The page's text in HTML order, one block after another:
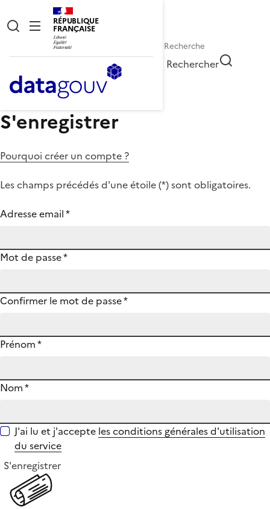
RÉPUBLIQUE
FRANÇAISE
Rechercher
S'enregistrer
Pourquoi créer un compte ?
Les champs précédés d'une étoile (*) sont obligatoires.
Adresse email*
Mot de passe*
Confirmer le mot de passe*
Prénom*
Nom*
J'ai lu et j'accepte les conditions générales d'utilisation
du service
S'enregistrer